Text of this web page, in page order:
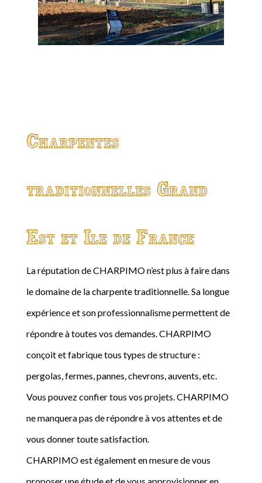
Charpentes
traditionnelles Grand
Est et Ile de France
La réputation de CHARPIMO n’est plus à faire dans
le domaine de la charpente traditionnelle. Sa longue
expérience et son professionnalisme permettent de
répondre à toutes vos demandes. CHARPIMO
conçoit et fabrique tous types de structure :
pergolas, fermes, pannes, chevrons, auvents, etc.
Vous pouvez confier tous vos projets. CHARPIMO
ne manquera pas de répondre à vos attentes et de
vous donner toute satisfaction.
CHARPIMO est également en mesure de vous